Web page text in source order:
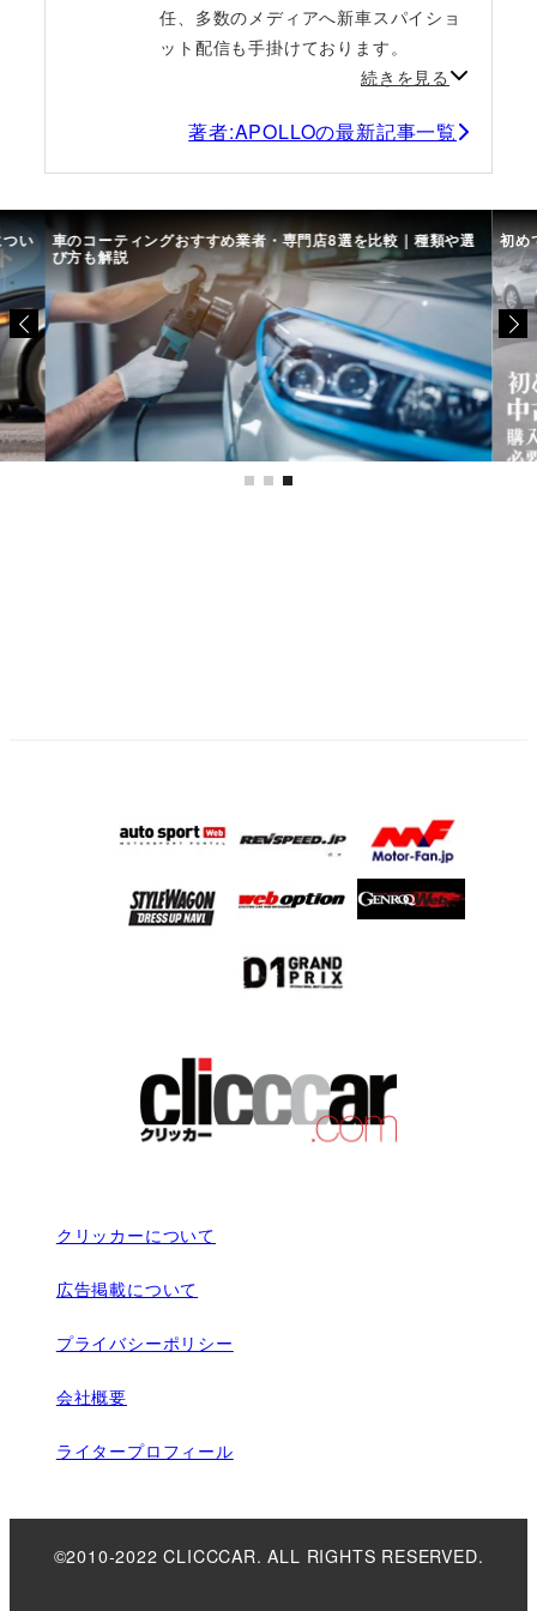
任、多数のメディアへ新車スパイショ
ット配信も手掛けております。
続きを見る
著者:APOLLOの最新記事一覧
い 車のコーティングおすすめ業者・専門店8選を比較｜種類や選
び方も解説
初め
クリッカーについて
広告掲載について
プライバシーポリシー
会社概要
ライタープロフィール
©2010-2022 CLICCCAR. ALL RIGHTS RESERVED.